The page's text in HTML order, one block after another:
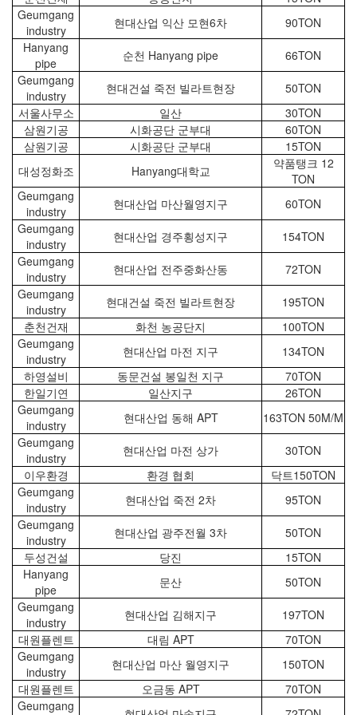
Geumgang
industry
현대산업 익산 모현6차
90TON
Hanyang
pipe
순천 Hanyang pipe
66TON
Geumgang
industry
현대건설 죽전 빌라트현장
50TON
서울사무소
일산
30TON
삼원기공
시화공단 군부대
60TON
삼원기공
시화공단 군부대
15TON
대성정화조
Hanyang대학교
약품탱크 12
TON
Geumgang
industry
현대산업 마산월영지구
60TON
Geumgang
industry
현대산업 경주횡성지구
154TON
Geumgang
industry
현대산업 전주중화산동
72TON
Geumgang
industry
현대건설 죽전 빌라트현장
195TON
춘천건재
화천 농공단지
100TON
Geumgang
industry
현대산업 마전 지구
134TON
하영설비
동문건설 봉일천 지구
70TON
한일기연
일산지구
26TON
Geumgang
industry
현대산업 동해 APT
163TON 50M/M
Geumgang
industry
현대산업 마전 상가
30TON
이우환경
환경 협회
닥트150TON
Geumgang
industry
현대산업 죽전 2차
95TON
Geumgang
industry
현대산업 광주전월 3차
50TON
두성건설
당진
15TON
Hanyang
pipe
문산
50TON
Geumgang
industry
현대산업 김해지구
197TON
대원플렌트
대림 APT
70TON
Geumgang
industry
현대산업 마산 월영지구
150TON
대원플렌트
오금동 APT
70TON
Geumgang